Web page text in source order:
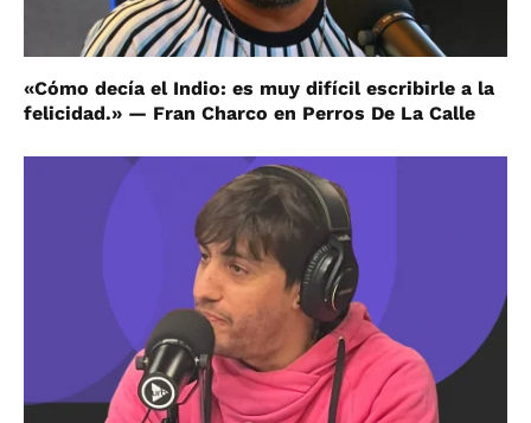
«Cómo decía el Indio: es muy difícil escribirle a la
felicidad.» — Fran Charco en Perros De La Calle